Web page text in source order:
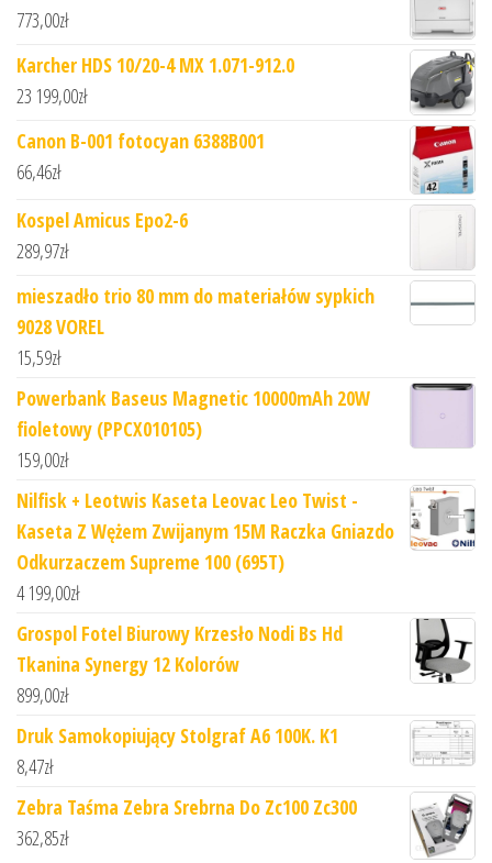
773,00zł
Karcher HDS 10/20-4 MX 1.071-912.0
23 199,00zł
Canon B-001 fotocyan 6388B001
66,46zł
Kospel Amicus Epo2-6
289,97zł
mieszadło trio 80 mm do materiałów sypkich
9028 VOREL
15,59zł
Powerbank Baseus Magnetic 10000mAh 20W
fioletowy (PPCX010105)
159,00zł
Nilfisk + Leotwis Kaseta Leovac Leo Twist -
Kaseta Z Wężem Zwijanym 15M Raczka Gniazdo
Odkurzaczem Supreme 100 (695T)
4 199,00zł
Grospol Fotel Biurowy Krzesło Nodi Bs Hd
Tkanina Synergy 12 Kolorów
899,00zł
Druk Samokopiujący Stolgraf A6 100K. K1
8,47zł
Zebra Taśma Zebra Srebrna Do Zc100 Zc300
362,85zł